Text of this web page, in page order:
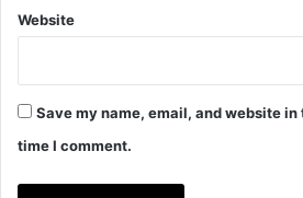
Website
Save my name, email, and website
time I comment.